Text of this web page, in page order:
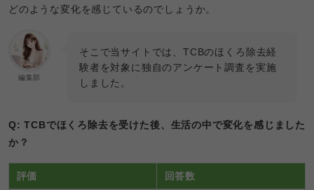
どのような変化を感じているのでしょうか。
編集部
そこで当サイトでは、TCBのほくろ除去経
験者を対象に独自のアンケート調査を実施
しました。
Q: TCBでほくろ除去を受けた後、生活の中で変化を感じました
か？
評価 回答数